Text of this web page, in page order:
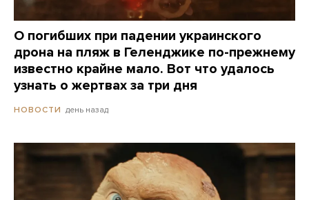
О погибших при падении украинского
дрона на пляж в Геленджике по-прежнему
известно крайне мало. Вот что удалось
узнать о жертвах за три дня
НОВОСТИ день назад